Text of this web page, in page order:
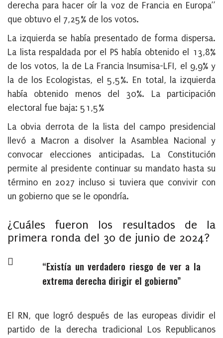
derecha para hacer oír la voz de Francia en Europa”
que obtuvo el 7,25% de los votos.
La izquierda se había presentado de forma dispersa.
La lista respaldada por el PS había obtenido el 13,8%
de los votos, la de La Francia Insumisa-LFI, el 9,9% y
la de los Ecologistas, el 5,5%. En total, la izquierda
había obtenido menos del 30%. La participación
electoral fue baja: 51,5%
La obvia derrota de la lista del campo presidencial
llevó a Macron a disolver la Asamblea Nacional y
convocar elecciones anticipadas. La Constitución
permite al presidente continuar su mandato hasta su
término en 2027 incluso si tuviera que convivir con
un gobierno que se le opondría.
¿Cuáles fueron los resultados de la
primera ronda del 30 de junio de 2024?
Existía un verdadero riesgo de ver a la
extrema derecha dirigir el gobierno
El RN, que logró después de las europeas dividir el
partido de la derecha tradicional Los Republicanos